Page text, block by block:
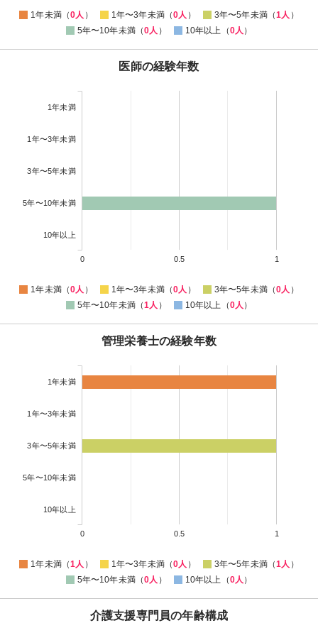
1年未満（0人 ） 1年〜3年未満（0人 ） 3年〜5年未満（1人 ）
5年〜10年未満（0人 ） 10年以上（0人 ）
医師の経験年数
1年未満
1年〜3年未満
3年〜5年未満
5年〜10年未満
10年以上
0 0.5 1
1年未満（0人 ） 1年〜3年未満（0人 ） 3年〜5年未満（0人 ）
5年〜10年未満（1人 ） 10年以上（0人 ）
管理栄養士の経験年数
1年未満
1年〜3年未満
3年〜5年未満
5年〜10年未満
10年以上
0 0.5 1
1年未満（1人 ） 1年〜3年未満（0人 ） 3年〜5年未満（1人 ）
5年〜10年未満（0人 ） 10年以上（0人 ）
介護支援専門員の年齢構成